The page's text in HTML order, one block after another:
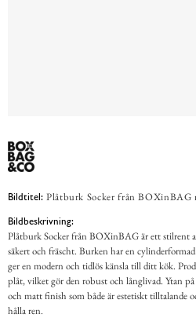
Bildtitel: Plåtburk Socker från BOXinBAG
Bildbeskrivning:
Plåtburk Socker från BOXinBAG är ett stilrent
säkert och fräscht. Burken har en
ger en modern och tidlös känsla till ditt kök.
plåt, vilket gör den robust och långlivad. Ytan
och matt finish som både är estetiskt tilltalande
hålla ren.